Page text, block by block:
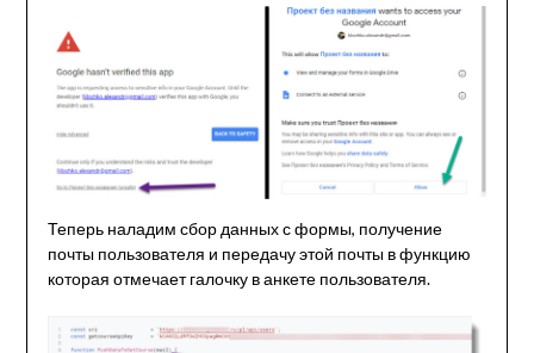
Теперь наладим сбор данных с формы, получение
почты пользователя и передачу этой почты в функцию
которая отмечает галочку в анкете пользователя.